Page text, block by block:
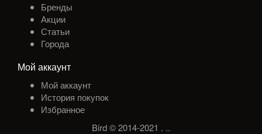
Бренды
Акции
Статьи
Города
Мой аккаунт
Мой аккаунт
История покупок
Избранное
Bird © 2014-2021 . ..